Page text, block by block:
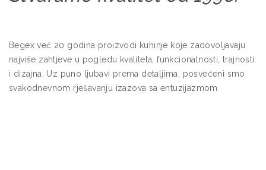
Begex već 20 godina proizvodi kuhinje koje zadovoljavaju
najviše zahtjeve u pogledu kvaliteta, funkcionalnosti, trajnosti
i dizajna. Uz puno ljubavi prema detaljima, posvećeni smo
svakodnevnom rješavanju izazova sa entuzijazmom